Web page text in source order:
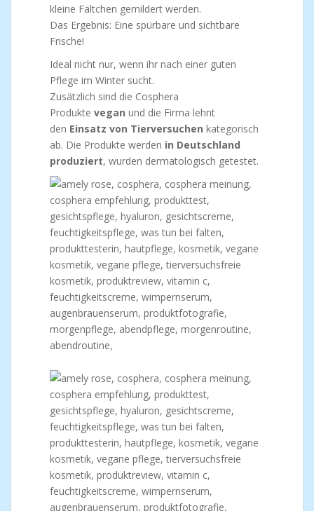
kleine Fältchen gemildert werden.
Das Ergebnis: Eine spürbare und sichtbare
Frische!
Ideal nicht nur, wenn ihr nach einer guten
Pflege im Winter sucht.
Zusätzlich sind die Cosphera
Produkte vegan und die Firma lehnt
den Einsatz von Tierversuchen kategorisch
ab. Die Produkte werden in Deutschland
produziert, wurden dermatologisch getestet.